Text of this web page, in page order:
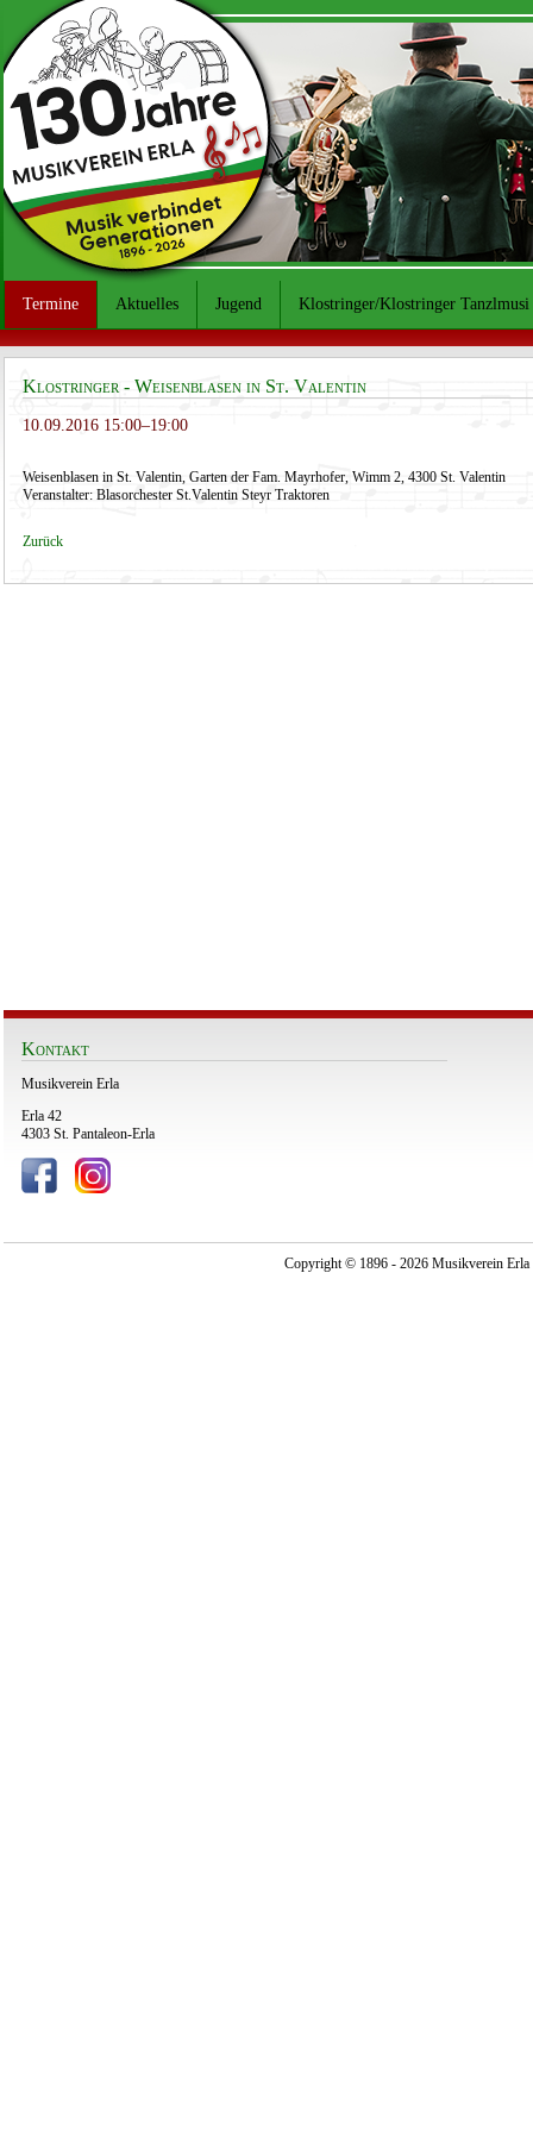
Termine Aktuelles Jugend Klostringer/Klostringer Tanzlmusi
Klostringer - Weisenblasen in St. Valentin
10.09.2016 15:00–19:00
Weisenblasen in St. Valentin, Garten der Fam. Mayrhofer, Wimm 2, 4300 St. Valentin
Veranstalter: Blasorchester St.Valentin Steyr Traktoren
Zurück
Kontakt
Musikverein Erla
Erla 42
4303 St. Pantaleon-Erla
Copyright © 1896 - 2026 Musikverein Erla